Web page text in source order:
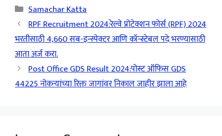
Categories
Samachar Katta
RPF Recruitment 2024:रेल्वे प्रोटेक्शन फोर्स (RPF) 2024
भरतीसाठी 4,660 सब-इन्स्पेक्टर आणि कॉन्स्टेबल पदे भरण्यासाठी
आता अर्ज करा.
Post Office GDS Result 2024:पोस्ट ऑफिस GDS
44225 नोकऱ्यांच्या रिक्त जागांवर निकाल जाहीर झाला आहे